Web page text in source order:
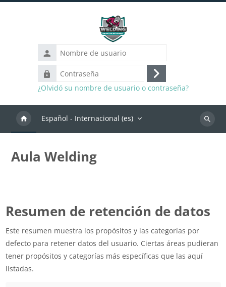
Nombre
de
usuario
Contraseña
Acceder
¿Olvidó su nombre de usuario o contraseña?
Español - Internacional ‎(es)‎
Buscar
Aula Welding
Resumen de retención de datos
Este resumen muestra los propósitos y las categorías por
defecto para retener datos del usuario. Ciertas áreas pudieran
tener propósitos y categorías más específicas que las aquí
listadas.